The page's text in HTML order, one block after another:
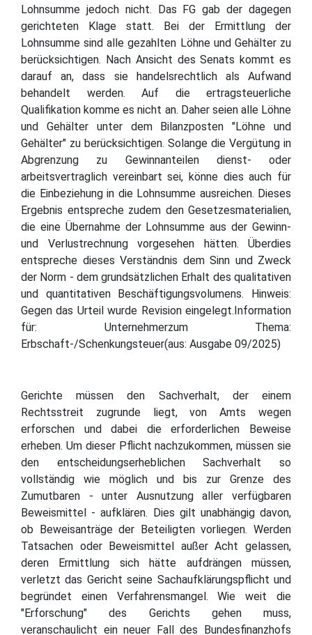
Lohnsumme jedoch nicht. Das FG gab der dagegen
gerichteten Klage statt. Bei der Ermittlung der
Lohnsumme sind alle gezahlten Löhne und Gehälter zu
berücksichtigen. Nach Ansicht des Senats kommt es
darauf an, dass sie handelsrechtlich als Aufwand
behandelt werden. Auf die ertragsteuerliche
Qualifikation komme es nicht an. Daher seien alle Löhne
und Gehälter unter dem Bilanzposten "Löhne und
Gehälter" zu berücksichtigen. Solange die Vergütung in
Abgrenzung zu Gewinnanteilen dienst- oder
arbeitsvertraglich vereinbart sei, könne dies auch für
die Einbeziehung in die Lohnsumme ausreichen. Dieses
Ergebnis entspreche zudem den Gesetzesmaterialien,
die eine Übernahme der Lohnsumme aus der Gewinn-
und Verlustrechnung vorgesehen hätten. Überdies
entspreche dieses Verständnis dem Sinn und Zweck
der Norm - dem grundsätzlichen Erhalt des qualitativen
und quantitativen Beschäftigungsvolumens. Hinweis:
Gegen das Urteil wurde Revision eingelegt.Information
für: Unternehmerzum Thema:
Erbschaft-/Schenkungsteuer(aus: Ausgabe 09/2025)
Gerichte müssen den Sachverhalt, der einem
Rechtsstreit zugrunde liegt, von Amts wegen
erforschen und dabei die erforderlichen Beweise
erheben. Um dieser Pflicht nachzukommen, müssen sie
den entscheidungserheblichen Sachverhalt so
vollständig wie möglich und bis zur Grenze des
Zumutbaren - unter Ausnutzung aller verfügbaren
Beweismittel - aufklären. Dies gilt unabhängig davon,
ob Beweisanträge der Beteiligten vorliegen. Werden
Tatsachen oder Beweismittel außer Acht gelassen,
deren Ermittlung sich hätte aufdrängen müssen,
verletzt das Gericht seine Sachaufklärungspflicht und
begründet einen Verfahrensmangel. Wie weit die
"Erforschung" des Gerichts gehen muss,
veranschaulicht ein neuer Fall des Bundesfinanzhofs